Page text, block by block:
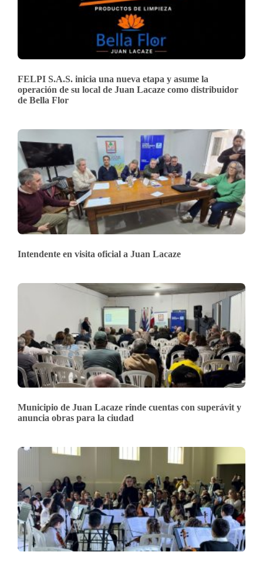
FELPI S.A.S. inicia una nueva etapa y asume la
operación de su local de Juan Lacaze como distribuidor
de Bella Flor
Intendente en visita oficial a Juan Lacaze
Municipio de Juan Lacaze rinde cuentas con superávit y
anuncia obras para la ciudad